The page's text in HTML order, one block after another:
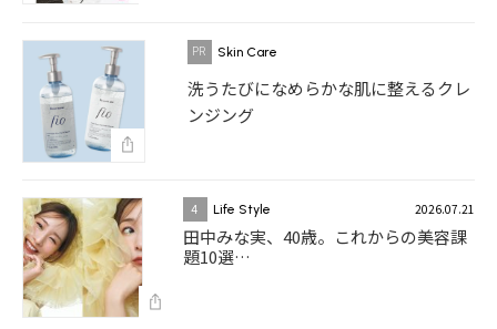
Skin Care
洗うたびになめらかな肌に整えるクレ
ンジング
4 Life Style 2026.07.21
田中みな実、40歳。これからの美容課
題10選…